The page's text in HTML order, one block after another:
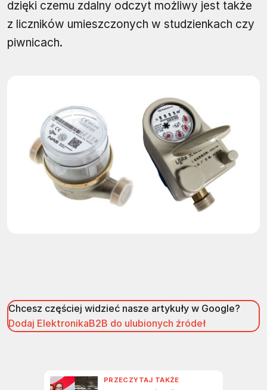
dzięki czemu zdalny odczyt możliwy jest także
z liczników umieszczonych w studzienkach czy
piwnicach.
Chcesz częściej widzieć nasze artykuły w Google?
Dodaj ElektronikaB2B do ulubionych źródeł